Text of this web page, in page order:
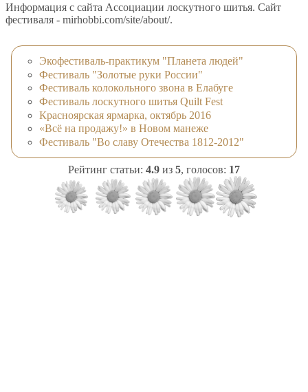
Информация с сайта Ассоциации лоскутного шитья. Сайт
фестиваля - mirhobbi.com/site/about/.
Экофестиваль-практикум "Планета людей"
Фестиваль "Золотые руки России"
Фестиваль колокольного звона в Елабуге
Фестиваль лоскутного шитья Quilt Fest
Красноярская ярмарка, октябрь 2016
«Всё на продажу!» в Новом манеже
Фестиваль "Во славу Отечества 1812-2012"
Рейтинг статьи: 4.9 из 5, голосов: 17